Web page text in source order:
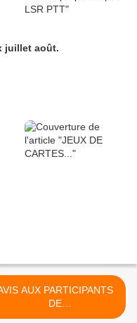
Marche nordique ! Horaires et lieux juillet août.
AUX PARTICIPANTS
DE